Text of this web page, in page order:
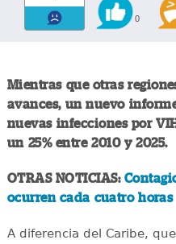
0
Mientras que otras
avances, un nuevo
nuevas infecciones por
un 25% entre 2010 y 2025.
OTRAS NOTICIAS:
ocurren cada cuatro horas
A diferencia del Caribe,